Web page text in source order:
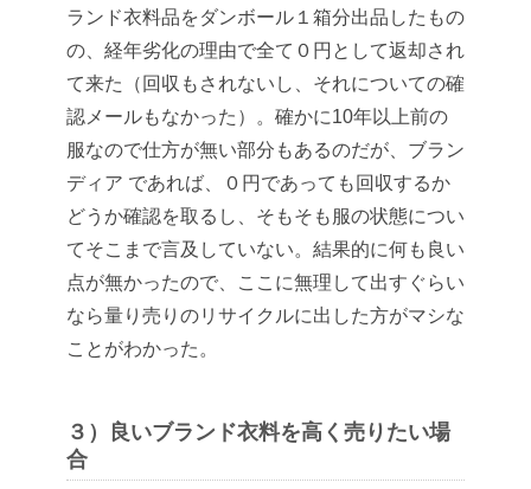
ランド衣料品をダンボール１箱分出品したもの
の、経年劣化の理由で全て０円として返却され
て来た（回収もされないし、それについての確
認メールもなかった）。確かに10年以上前の
服なので仕方が無い部分もあるのだが、ブラン
ディア であれば、０円であっても回収するか
どうか確認を取るし、そもそも服の状態につい
てそこまで言及していない。結果的に何も良い
点が無かったので、ここに無理して出すぐらい
なら量り売りのリサイクルに出した方がマシな
ことがわかった。
３）良いブランド衣料を高く売りたい場
合